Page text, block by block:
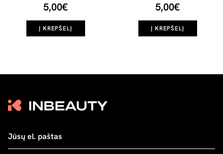
5,00€
Į KREPŠELĮ
5,00€
Į KREPŠELĮ